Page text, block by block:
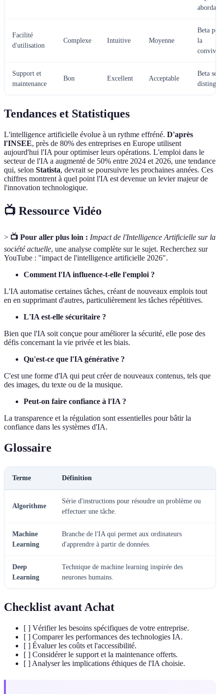
Facilité
d'utilisation
Complexe Intuitive Moyenne
Beta
la
Support et
maintenance
Bon Excellent Acceptable
Beta se
Tendances et Statistiques
L'intelligence artificielle évolue à un rythme effréné. D'après
l'INSEE, près de 80% des entreprises en Europe utilisent
aujourd'hui l'IA pour optimiser leurs opérations. L'emploi dans le
secteur de l'IA a augmenté de 50% entre 2024 et 2026, une tendance
qui, selon Statista, devrait se poursuivre les prochaines années. Ces
chiffres montrent à quel point l'IA est devenue un levier majeur de
l'innovation technologique.
📺 Ressource Vidéo
> 📺 Pour aller plus loin : Impact de l'Intelligence Artificielle sur la
société actuelle, une analyse complète sur le sujet. Recherchez sur
YouTube : "impact de l'intelligence artificielle 2026".
Comment l'IA influence-t-elle l'emploi ?
L'IA automatise certaines tâches, créant de nouveaux emplois tout
en en supprimant d'autres, particulièrement les tâches répétitives.
L'IA est-elle sécuritaire ?
Bien que l'IA soit conçue pour améliorer la sécurité, elle pose des
défis concernant la vie privée et les biais.
Qu'est-ce que l'IA générative ?
C'est une forme d'IA qui peut créer de nouveaux contenus, tels que
des images, du texte ou de la musique.
Peut-on faire confiance à l'IA ?
La transparence et la régulation sont essentielles pour bâtir la
confiance dans les systèmes d'IA.
Glossaire
Terme Définition
Algorithme
Série d'instructions pour résoudre un problème ou
effectuer une tâche.
Machine
Learning
Branche de l'IA qui permet aux ordinateurs
d'apprendre à partir de données.
Deep
Learning
Technique de machine learning inspirée des
neurones humains.
Checklist avant Achat
[ ] Vérifier les besoins spécifiques de votre entreprise.
[ ] Comparer les performances des technologies IA.
[ ] Évaluer les coûts et l'accessibilité.
[ ] Considérer le support et la maintenance offerts.
[ ] Analyser les implications éthiques de l'IA choisie.